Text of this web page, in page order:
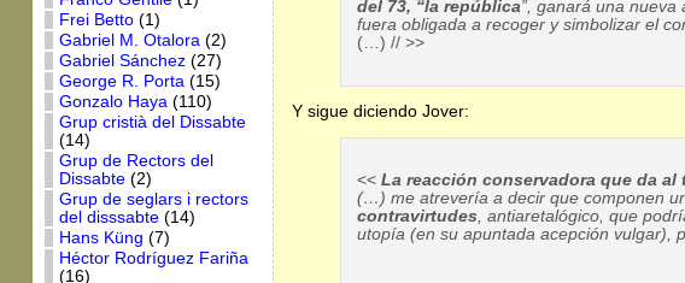
Frei Betto(1)
Gabriel M. Otalora(2)
Gabriel Sánchez(27)
George R. Porta(15)
Gonzalo Haya(110)
Grup cristià del Dissabte
(14)
Grup de Rectors del
Dissabte(2)
Grup de seglars i rectors
del disssabte(14)
Hans Küng (7)
Héctor Rodríguez Fariña
(16)
del 73, “la república”, ganará una
fuera obligada a recoger y simbolizar el
(…) // >>
Y sigue diciendo Jover:
<<La reacción conservadora que da
(…) me atrevería a decir que componen
contravirtudes , antiaretalógico, que
utopía (en su apuntada acepción vulgar),